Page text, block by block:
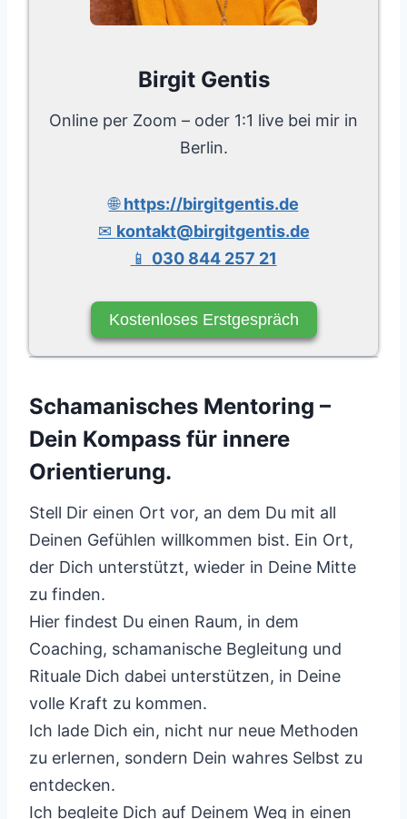
Birgit Gentis
Online per Zoom – oder 1:1 live bei mir in
Berlin.
🌐https://birgitgentis.de
✉ kontakt@birgitgentis.de
📱 030 844 257 21
Kostenloses Erstgespräch
Schamanisches Mentoring –
Dein Kompass für innere
Orientierung.
Stell Dir einen Ort vor, an dem Du mit all
Deinen Gefühlen willkommen bist. Ein Ort,
der Dich unterstützt, wieder in Deine Mitte
zu finden.
Hier findest Du einen Raum, in dem
Coaching, schamanische Begleitung und
Rituale Dich dabei unterstützen, in Deine
volle Kraft zu kommen.
Ich lade Dich ein, nicht nur neue Methoden
zu erlernen, sondern Dein wahres Selbst zu
entdecken.
Ich begleite Dich auf Deinem Weg in einen